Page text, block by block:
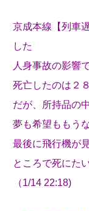
京成本線【列車
した
人身事故の影響
死亡したのは２
だが、所持品の
夢も希望ももう
最後に飛行機が
ところで死にた
（1/14 22:18)